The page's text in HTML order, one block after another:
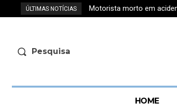
ÚLTIMAS NOTÍCIAS Motorista morto em
Pesquisa
HOME